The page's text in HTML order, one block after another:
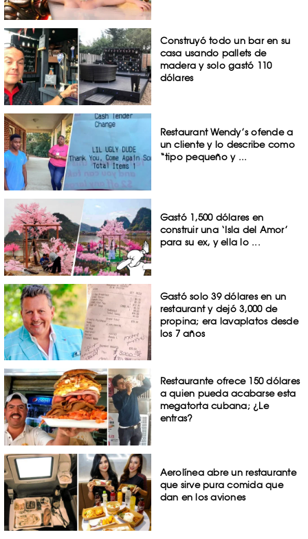
Construyó todo un bar en su
casa usando pallets de
madera y solo gastó 110
dólares
Restaurant Wendy’s ofende a
un cliente y lo describe como
“tipo pequeño y ...
Gastó 1,500 dólares en
construir una ‘Isla del Amor’
para su ex, y ella lo ...
Gastó solo 39 dólares en un
restaurant y dejó 3,000 de
propina; era lavaplatos desde
los 7 años
Restaurante ofrece 150 dólares
a quien pueda acabarse esta
megatorta cubana; ¿Le
entras?
Aerolínea abre un restaurante
que sirve pura comida que
dan en los aviones